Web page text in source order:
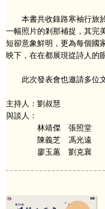
本書共收錄路寒袖行旅於
一幅照片的剎那補捉，其完
短卻意象鮮明，更為每個國
映下，在在都展現從詩人的
此次發表會也邀請多位文
主持人：劉叔慧
與談人：
林靖傑 張照堂
陳義芝 馮光遠
廖玉蕙 劉克襄